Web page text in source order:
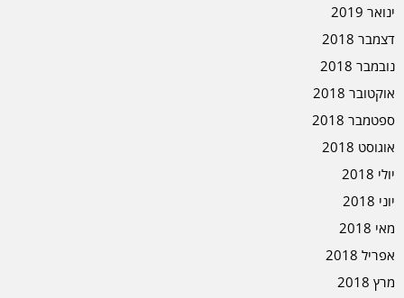
ינואר 2019
דצמבר 2018
נובמבר 2018
אוקטובר 2018
ספטמבר 2018
אוגוסט 2018
יולי 2018
יוני 2018
מאי 2018
אפריל 2018
מרץ 2018